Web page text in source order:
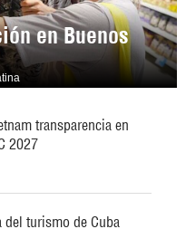
en Buenos
transparencia en
2027
del turismo de Cuba